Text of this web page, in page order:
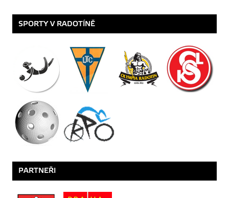
SPORTY V RADOTÍNĚ
PARTNEŘI